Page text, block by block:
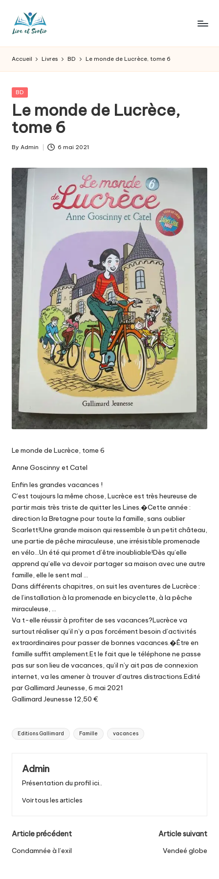
L
ir
e
e
t
s
o
r
t
ir
pour
les
goûts,
des
sorties
pour
Accueil Livres BD Le monde de Lucrèce, tome 6
Posted
BD
Le monde de Lucrèce,
tome 6
Posted
By Admin 6 mai 2021
Le monde de Lucrèce, tome 6
Anne Goscinny et Catel
Enfin les grandes vacances !
C’est toujours la même chose, Lucrèce est très heureuse de
partir mais très triste de quitter les Lines.�Cette année :
direction la Bretagne pour toute la famille, sans oublier
Scarlett!Une grande maison qui ressemble à un petit château,
une partie de pêche miraculeuse, une irrésistible promenade
en vélo…Un été qui promet d’être inoubliable!Dès qu’elle
apprend qu’elle va devoir partager sa maison avec une autre
famille, elle le sent mal …
Dans différents chapitres, on suit les aventures de Lucrèce :
de l’installation à la promenade en bicyclette, à la pêche
miraculeuse, …
Va t-elle réussir à profiter de ses vacances?Lucrèce va
surtout réaliser qu’il n’y a pas forcément besoin d’activités
extraordinaires pour passer de bonnes vacances.�Être en
famille suffit amplement.Et le fait que le téléphone ne passe
pas sur son lieu de vacances, qu’il n’y ait pas de connexion
internet, va les amener à trouver d’autres distractions.Edité
par Gallimard Jeunesse, 6 mai 2021
Gallimard Jeunesse 12,50 €
Tags:
Editions Gallimard Famille vacances
Admin
Présentation du profil ici..
Voir tous les articles
Post
navigation
Article précédent
Condamnée à l’exil
Article suivant
Vendeé globe